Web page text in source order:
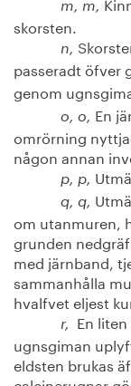
m, m,
skorsten.
n,
passeradt öfver
genom
o, o, En
omrörning
någon annan
p, p,
q, q,
om utanmuren,
grunden
med järnband,
sammanhålla
hvalfvet eljest
r,
En
ugnsgiman
eldsten